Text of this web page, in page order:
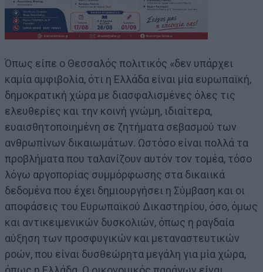
Όπως είπε ο Θεσσαλός πολιτικός «δεν υπάρχει
καμία αμφιβολία, ότι η Ελλάδα είναι μία ευρωπαϊκή,
δημοκρατική χώρα με διασφαλισμένες όλες τις
ελευθερίες και την κοινή γνώμη, ιδιαίτερα,
ευαισθητοποιημένη σε ζητήματα σεβασμού των
ανθρωπίνων δικαιωμάτων. Ωστόσο είναι πολλά τα
προβλήματα που ταλανίζουν αυτόν τον τομέα, τόσο
λόγω αργοπορίας συμμόρφωσης στα δικαιικά
δεδομένα που έχει δημιουργήσει η Σύμβαση και οι
αποφάσεις του Ευρωπαϊκού Δικαστηρίου, όσο, όμως
και αντικειμενικών δυσκολιών, όπως η ραγδαία
αύξηση των προσφυγικών και μεταναστευτικών
ροών, που είναι δυσθεώρητα μεγάλη για μία χώρα,